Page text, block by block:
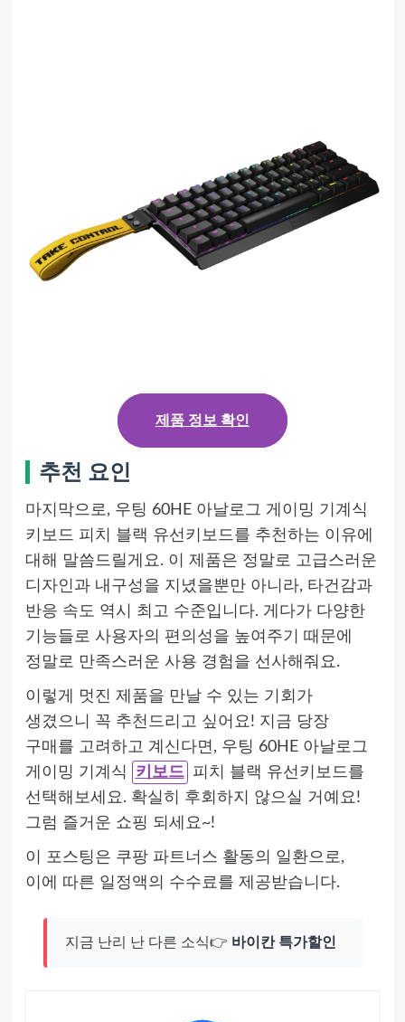
제품 정보 확인
추천 요인
마지막으로, 우팅 60HE 아날로그 게이밍 기계식
키보드 피치 블랙 유선키보드를 추천하는 이유에
대해 말씀드릴게요. 이 제품은 정말로 고급스러운
디자인과 내구성을 지녔을뿐만 아니라, 타건감과
반응 속도 역시 최고 수준입니다. 게다가 다양한
기능들로 사용자의 편의성을 높여주기 때문에
정말로 만족스러운 사용 경험을 선사해줘요.
이렇게 멋진 제품을 만날 수 있는 기회가
생겼으니 꼭 추천드리고 싶어요! 지금 당장
구매를 고려하고 계신다면, 우팅 60HE 아날로그
게이밍 기계식
키보드 피치 블랙 유선키보드를
선택해보세요. 확실히 후회하지 않으실 거예요!
그럼 즐거운 쇼핑 되세요~!
이 포스팅은 쿠팡 파트너스 활동의 일환으로,
이에 따른 일정액의 수수료를 제공받습니다.
지금 난리 난 다른 소식👉 바이칸 특가할인